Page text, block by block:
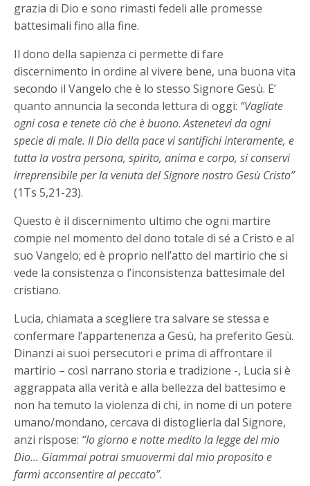
grazia di Dio e sono rimasti fedeli alle promesse
battesimali fino alla fine.
Il dono della sapienza ci permette di fare
discernimento in ordine al vivere bene, una buona vita
secondo il Vangelo che è lo stesso Signore Gesù. E’
quanto annuncia la seconda lettura di oggi: “Vagliate
ogni cosa e tenete ciò che è buono.Astenetevi da ogni
specie di male. Il Dio della pace vi santifichi interamente, e
tutta la vostra persona, spirito, anima e corpo, siconservi
irreprensibile per la venuta del Signore nostro Gesù Cristo”
(1Ts 5,21-23).
Questo è il discernimento ultimo che ogni martire
compie nel momento del dono totale di sé a Cristo e al
suo Vangelo; ed è proprio nell’atto del martirio che si
vede la consistenza o l’inconsistenza battesimale del
cristiano.
Lucia, chiamata a scegliere tra salvare se stessa e
confermare l’appartenenza a Gesù, ha preferito Gesù.
Dinanzi ai suoi persecutori e prima di affrontare il
martirio – così narrano storia e tradizione -, Lucia si è
aggrappata alla verità e alla bellezza del battesimo e
non ha temuto la violenza di chi, in nome di un potere
umano/mondano, cercava di distoglierla dal Signore,
anzi rispose: “Io giorno e notte medito la legge del mio
Dio… Giammai potrai smuovermi dal mio proposito e
farmi acconsentire al peccato”.